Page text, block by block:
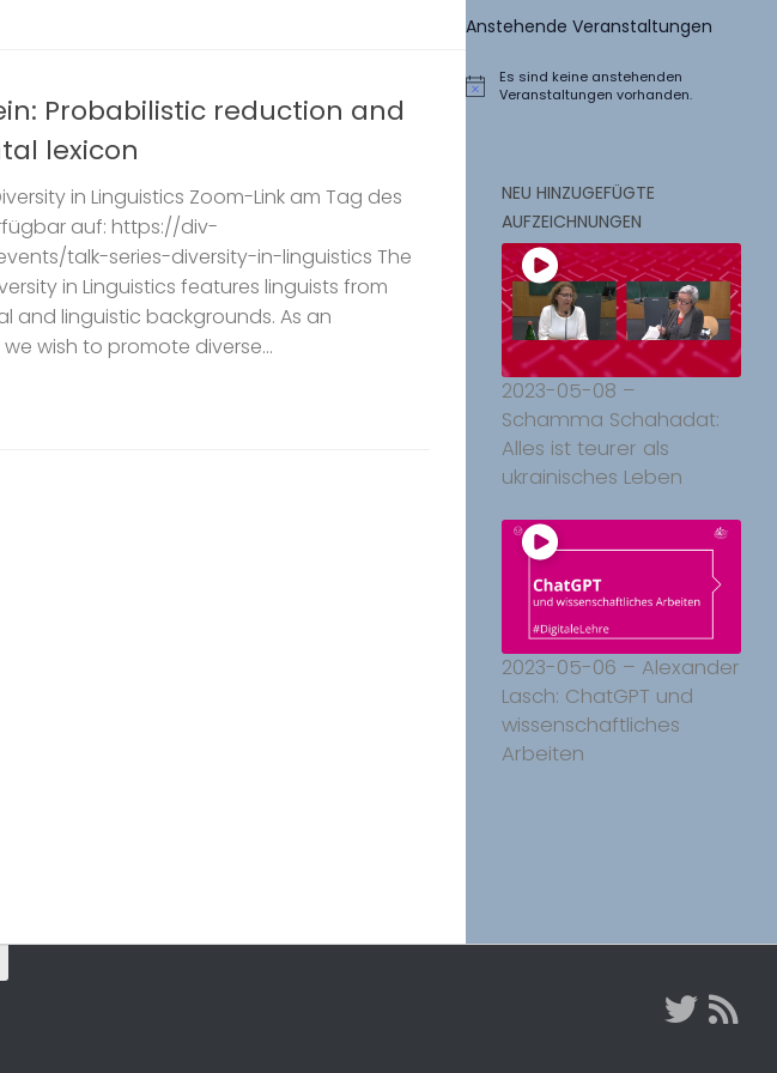
Probabilistic reduction and
lexicon
in Linguistics Zoom-Link am Tag des
auf: https://div-
talk-series-diversity-in-linguistics The
in Linguistics features linguists from
and linguistic backgrounds. As an
wish to promote diverse...
Anstehende Veranstaltungen
Hinweis
Es sind keine anstehenden
Veranstaltungen vorhanden.
NEU HINZUGEFÜGTE
AUFZEICHNUNGEN
2023-05-08 –
Schamma Schahadat:
Alles ist teurer als
ukrainisches Leben
2023-05-06 – Alexander
Lasch: ChatGPT und
wissenschaftliches
Arbeiten